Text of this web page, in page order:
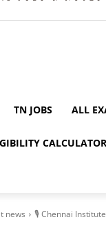
TN JOBS ALL
news 🎙️ Chennai